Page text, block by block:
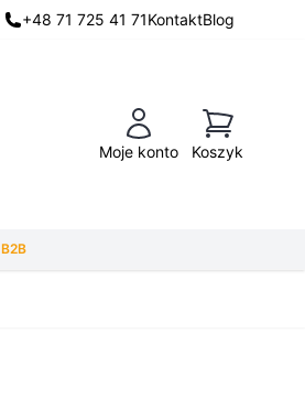
+48 71 725 41 71KontaktBlog
Moje konto
Koszyk
Koszyk
B2B